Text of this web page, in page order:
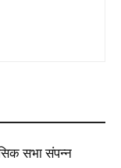
सभा संपन्न